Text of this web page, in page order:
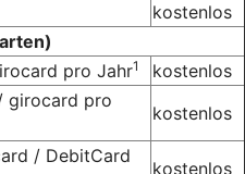
kostenlos
pro Jahr1
kostenlos
girocard pro
kostenlos
/ DebitCard
kostenlos